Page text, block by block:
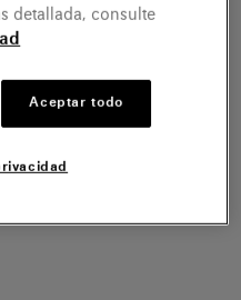
detallada, consulte
Aceptar todo